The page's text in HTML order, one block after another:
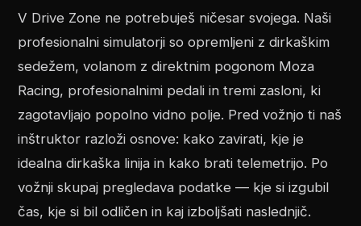
V Drive Zone ne potrebuješ ničesar svojega. Naši
profesionalni simulatorji so opremljeni z dirkaškim
sedežem, volanom z direktnim pogonom Moza
Racing, profesionalnimi pedali in tremi zasloni, ki
zagotavljajo popolno vidno polje. Pred vožnjo ti naš
inštruktor razloži osnove: kako zavirati, kje je
idealna dirkaška linija in kako brati telemetrijo. Po
vožnji skupaj pregledava podatke — kje si izgubil
čas, kje si bil odličen in kaj izboljšati naslednjič.